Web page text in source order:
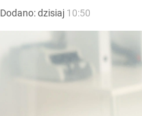
Dodano:dzisiaj 10:50